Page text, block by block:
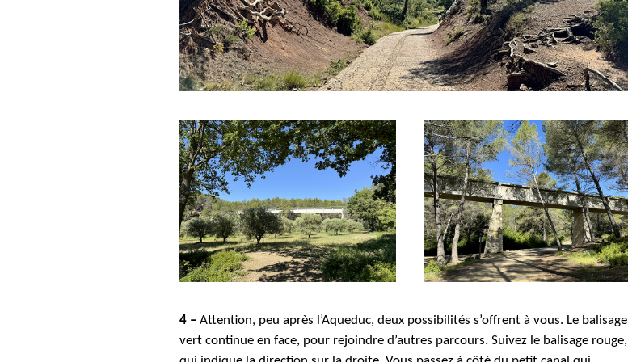
4 – Attention, peu après l’Aqueduc, deux possibilités s’offrent à vous. Le balisage
vert continue en face, pour rejoindre d’autres parcours. Suivez le balisage rouge,